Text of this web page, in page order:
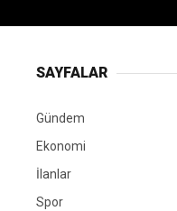
SAYFALAR
Gündem
Ekonomi
İlanlar
Spor